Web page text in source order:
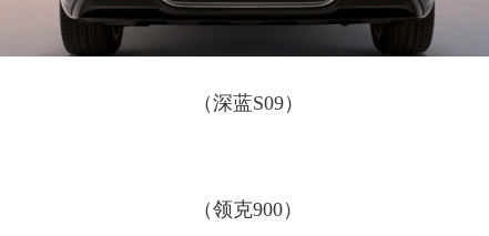
（深蓝S09）
（领克900）